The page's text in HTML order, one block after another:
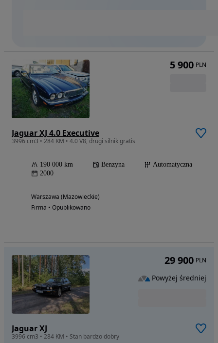
Jaguar XJ 4.0 Executive
3996 cm3 • 284 KM • 4.0 V8, drugi silnik gratis
190 000 km Benzyna
Automatyczna
2000
Warszawa (Mazowieckie)
Firma • Opublikowano
5 900 PLN
Jaguar XJ
3996 cm3 • 284 KM • Stan bardzo dobry
29 900 PLN
Powyżej średniej